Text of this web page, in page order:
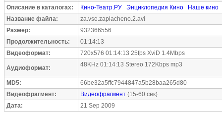
Описание в каталогах:
Кино-Театр.РУ Энциклопедия Кино
Наше кино
Название файла:
za.vse.zaplacheno.2.avi
Размер:
932366556
Продолжительность:
01:14:13
Видеоформат:
720x576 01:14:13 25fps XviD 1.4Mbps
Аудиоформат: 48KHz 01:14:13 Stereo 172Kbps mp3
MD5:
66be32a5ffc7944847a5b28baa265d80
Видеофрагмент:
Видеофрагмент (15-60 сек)
Дата:
21 Sep 2009